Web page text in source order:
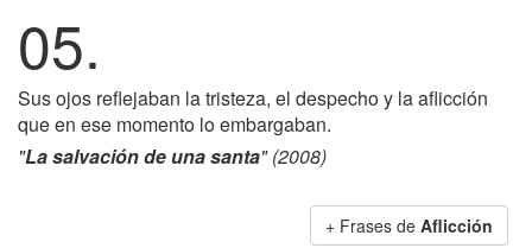
05.
Sus ojos reflejaban la tristeza, el despecho y la aflicción
que en ese momento lo embargaban.
"La salvación de una santa" (2008)
+ Frases de Aflicción